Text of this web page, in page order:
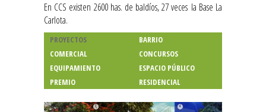
En CCS existen 2600 has. de baldíos, 27 veces la Base La
Carlota.
PROYECTOS
BARRIO
COMERCIAL
CONCURSOS
EQUIPAMIENTO
ESPACIO PÚBLICO
PREMIO
RESIDENCIAL